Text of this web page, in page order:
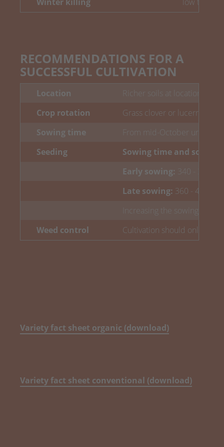
Winter killing low to
RECOMMENDATIONS FOR A
SUCCESSFUL CULTIVATION
Location
Richer soils at locations
Crop rotation
Grass clover or lucerne
Sowing time
From mid-October until
Seeding
Sowing time and sowing
Early sowing: 340 - 380
Late sowing: 360 - 400
Increasing the sowing rate
Weed control
Cultivation should only be
Variety fact sheet organic (download)
Variety fact sheet conventional (download)